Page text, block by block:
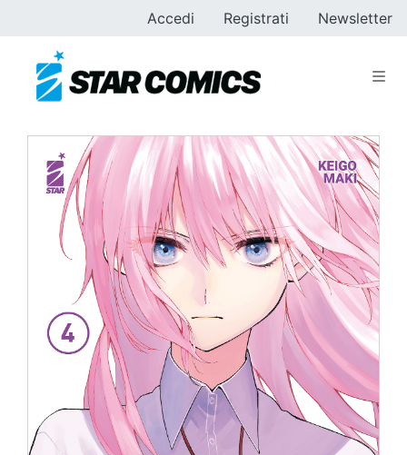
Accedi Registrati Newsletter